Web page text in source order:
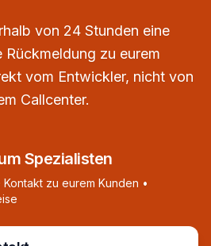
von 24 Stunden eine
Rückmeldung zu eurem
vom Entwickler, nicht von
Callcenter.
Spezialisten
zu eurem Kunden •